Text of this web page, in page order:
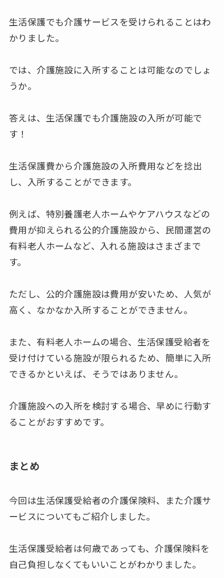
生活保護でも介護サービスを受けられることはわ
かりました。
では、介護施設に入所することは可能なのでしょ
うか。
答えは、生活保護でも介護施設の入所が可能で
す！
生活保護費から介護施設の入所費用などを捻出
し、入所することができます。
例えば、特別養護老人ホームやケアハウスなどの
費用が抑えられる公的介護施設から、民間運営の
有料老人ホームなど、入れる施設はさまざまで
す。
ただし、公的介護施設は費用が安いため、人気が
高く、なかなか入所することができません。
また、有料老人ホームの場合、生活保護受給者を
受け付けている施設が限られるため、簡単に入所
できるかといえば、そうではありません。
介護施設への入所を検討する場合、早めに行動す
ることがおすすめです。
まとめ
今回は生活保護受給者の介護保険料、また介護サ
ービスについてもご紹介しました。
生活保護受給者は何歳であっても、介護保険料を
自己負担しなくてもいいことがわかりました。